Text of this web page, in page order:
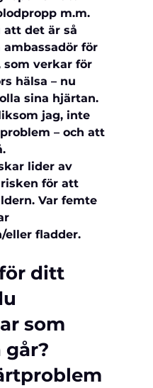
m.m.
att det är så
för
som verkar för
hälsa – nu
sina hjärtan.
jag, inte
– och att
lider av
för att
Var femte
eller fladder.
ditt
som
går?